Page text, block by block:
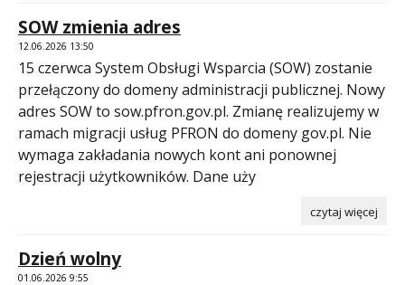
SOW zmienia adres
12.06.2026 13:50
15 czerwca System Obsługi Wsparcia (SOW) zostanie
przełączony do domeny administracji publicznej. Nowy
adres SOW to sow.pfron.gov.pl. Zmianę realizujemy w
ramach migracji usług PFRON do domeny gov.pl. Nie
wymaga zakładania nowych kont ani ponownej
rejestracji użytkowników. Dane uży
czytaj więcej
Dzień wolny
01.06.2026 9:55